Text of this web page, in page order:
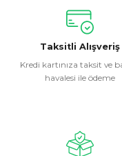
konularda yetersiz
kullanarak tarafımıza
Görüş ve önerileriniz
Ürün resmi
Ürün fiyatı diğer
Taksitli Alışveriş
Kredi kartınıza taksit ve
havalesi ile ödeme